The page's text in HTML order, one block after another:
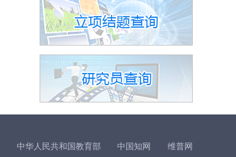
研究员
▪ 专利申报
▪ 网站改版升级公告
▪
全国工商联人才交流服务中心岗位能力
培训
关于征集展演少年儿童优秀文化艺术作
品的通知
会关于开展学校文化教育教学课题研究的
中华人民共和国教育部 中国知网 维普网